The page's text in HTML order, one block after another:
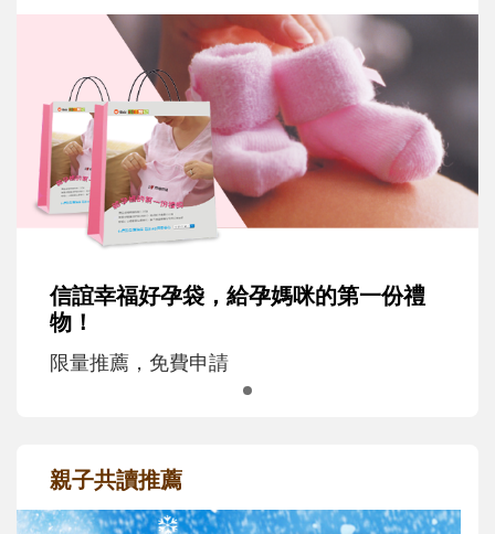
信誼幸福好孕袋，給孕媽咪的第一份禮
物！
限量推薦，免費申請
親子共讀推薦